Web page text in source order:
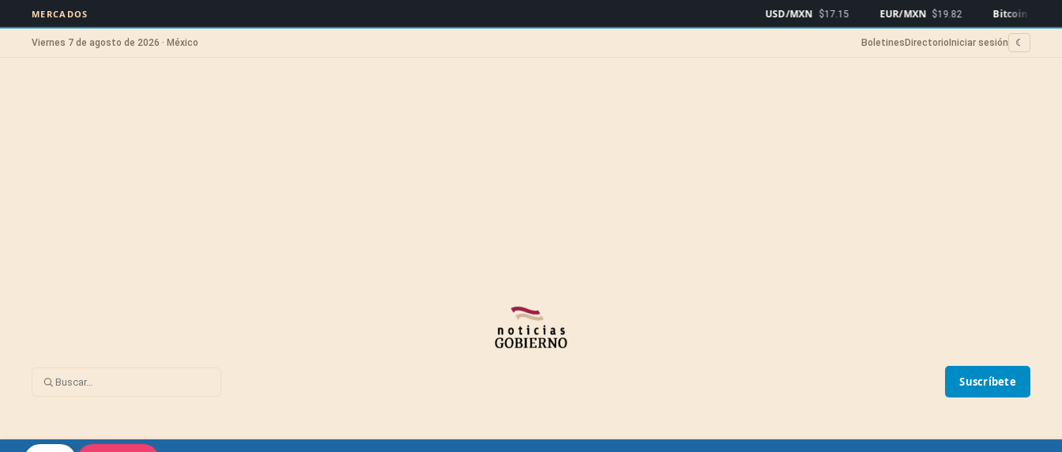
MERCADOS USD/MXN $17.15 EUR/MXN $19.82 Bitcoin $64,913▲0.98%
Viernes 7 de agosto de 2026 · México Boletines Directorio Iniciar sesión ☾
Suscríbete